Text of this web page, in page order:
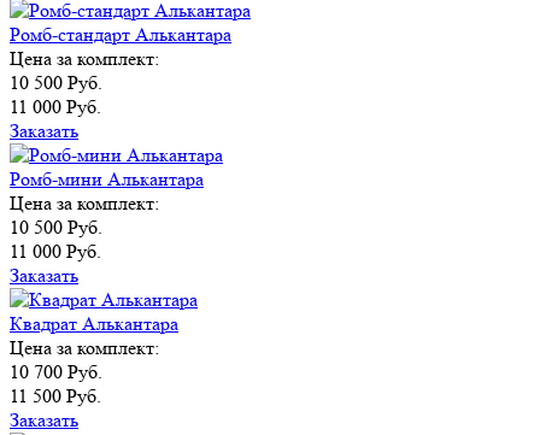
Ромб-стандарт Алькантара
Цена за комплект:
10 500 Руб.
11 000 Руб.
Заказать
Ромб-мини Алькантара
Цена за комплект:
10 500 Руб.
11 000 Руб.
Заказать
Квадрат Алькантара
Цена за комплект:
10 700 Руб.
11 500 Руб.
Заказать